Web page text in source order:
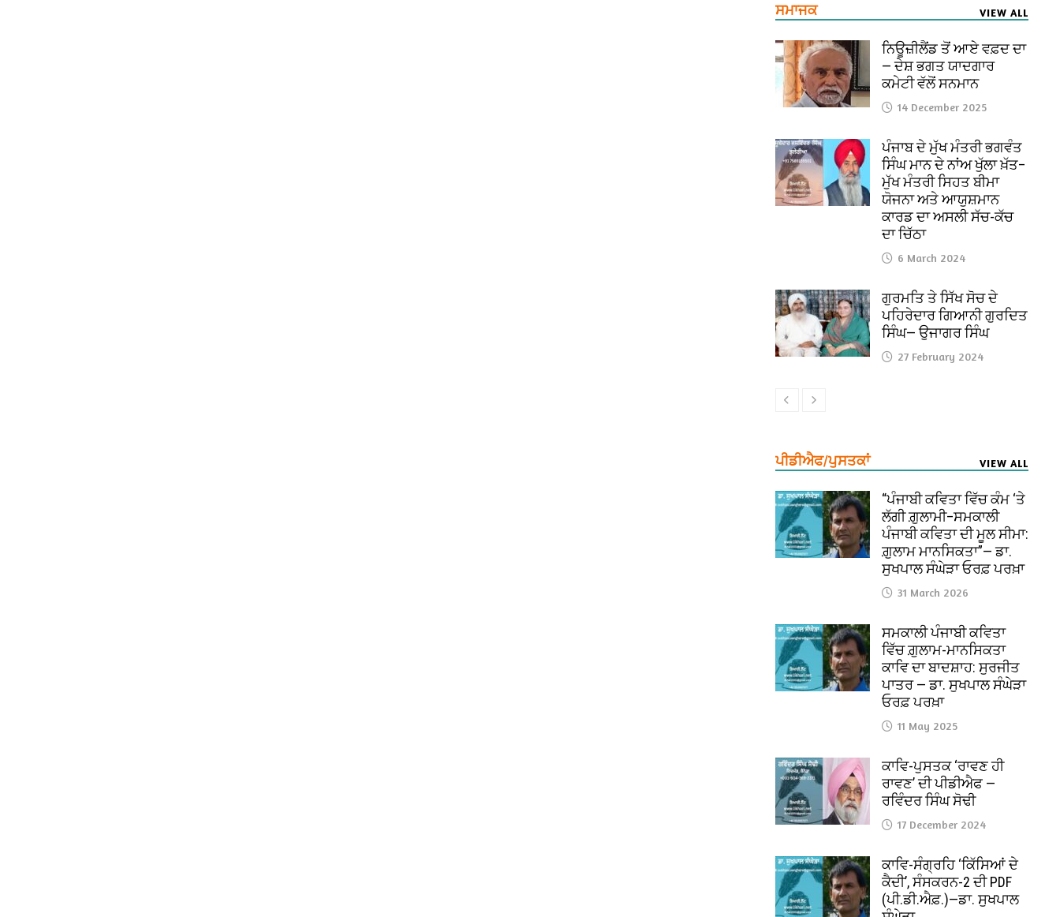
ਸਮਾਜਕ VIEW ALL
ਨਿਊਜ਼ੀਲੈਂਡ ਤੋਂ ਆਏ ਵਫ਼ਦ ਦਾ
— ਦੇਸ਼ ਭਗਤ ਯਾਦਗਾਰ
ਕਮੇਟੀ ਵੱਲੋਂ ਸਨਮਾਨ
14 December 2025
ਪੰਜਾਬ ਦੇ ਮੁੱਖ ਮੰਤਰੀ ਭਗਵੰਤ
ਸਿੰਘ ਮਾਨ ਦੇ ਨਾਂਅ ਖੁੱਲਾ ਖ਼ੱਤ–
ਮੁੱਖ ਮੰਤਰੀ ਸਿਹਤ ਬੀਮਾ
ਯੋਜਨਾ ਅਤੇ ਆਯੁਸ਼ਮਾਨ
ਕਾਰਡ ਦਾ ਅਸਲੀ ਸੱਚ-ਕੱਚ
ਦਾ ਚਿੱਠਾ
6 March 2024
ਗੁਰਮਤਿ ਤੇ ਸਿੱਖ ਸੋਚ ਦੇ
ਪਹਿਰੇਦਾਰ ਗਿਆਨੀ ਗੁਰਦਿਤ
ਸਿੰਘ— ਉਜਾਗਰ ਸਿੰਘ
27 February 2024
ਪੀਡੀਐਫ/ਪੁਸਤਕਾਂ VIEW ALL
“ਪੰਜਾਬੀ ਕਵਿਤਾ ਵਿੱਚ ਕੰਮ ‘ਤੇ
ਲੱਗੀ ਗ਼ੁਲਾਮੀ–ਸਮਕਾਲੀ
ਪੰਜਾਬੀ ਕਵਿਤਾ ਦੀ ਮੂਲ ਸੀਮਾ:
ਗ਼ੁਲਾਮ ਮਾਨਸਿਕਤਾ”— ਡਾ.
ਸੁਖਪਾਲ ਸੰਘੇੜਾ ਓਰਫ਼ ਪਰਖ਼ਾ
31 March 2026
ਸਮਕਾਲੀ ਪੰਜਾਬੀ ਕਵਿਤਾ
ਵਿੱਚ ਗ਼ੁਲਾਮ-ਮਾਨਸਿਕਤਾ
ਕਾਵਿ ਦਾ ਬਾਦਸ਼ਾਹ: ਸੁਰਜੀਤ
ਪਾਤਰ — ਡਾ. ਸੁਖਪਾਲ ਸੰਘੇੜਾ
ਓਰਫ਼ ਪਰਖ਼ਾ
11 May 2025
ਕਾਵਿ-ਪੁਸਤਕ ‘ਰਾਵਣ ਹੀ
ਰਾਵਣ’ ਦੀ ਪੀਡੀਐਫ —
ਰਵਿੰਦਰ ਸਿੰਘ ਸੋਢੀ
17 December 2024
ਕਾਵਿ-ਸੰਗ੍ਰਹਿ ‘ਕਿੱਸਿਆਂ ਦੇ
ਕੈਦੀ’, ਸੰਸਕਰਨ-2 ਦੀ PDF
(ਪੀ.ਡੀ.ਐਫ਼.)—ਡਾ. ਸੁਖਪਾਲ